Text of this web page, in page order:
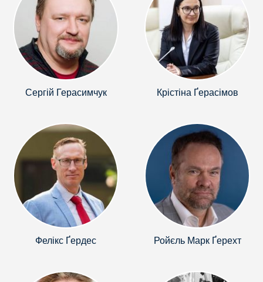
Сергій Герасимчук Крістіна Ґерасімов
Фелікс Ґердес Ройєль Марк Ґерехт